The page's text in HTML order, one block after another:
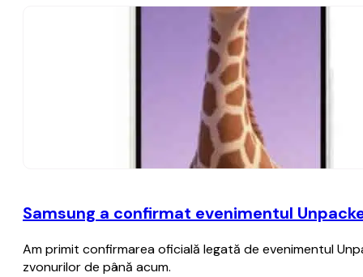
Samsung a confirmat evenimentul
Am primit confirmarea oficială legată de evenimentul
zvonurilor de până acum.